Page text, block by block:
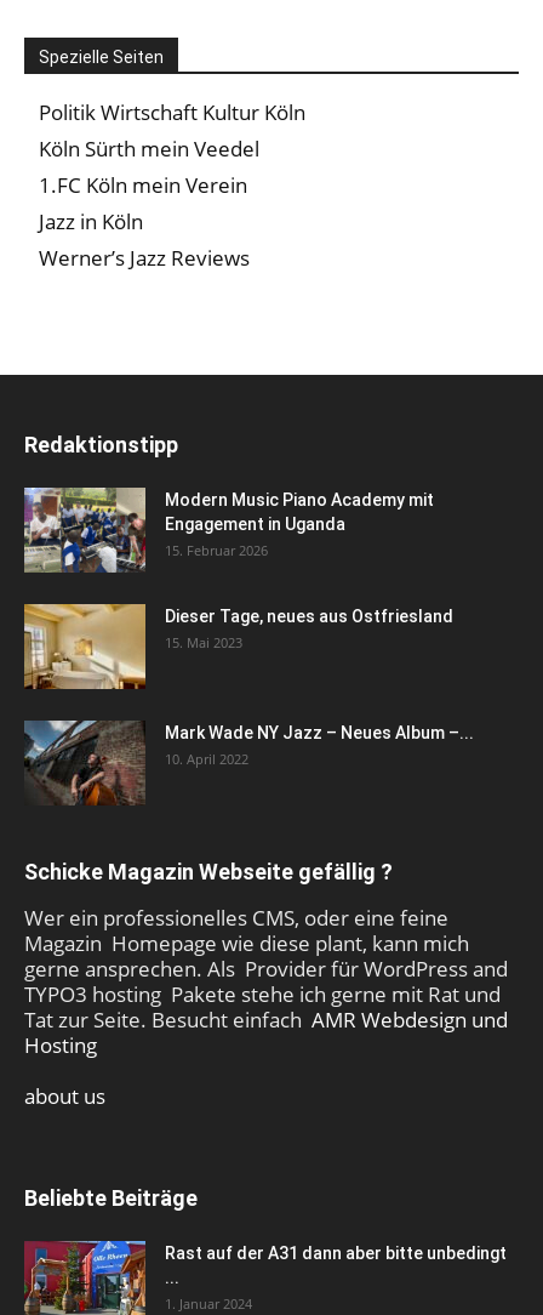
Spezielle Seiten
Politik Wirtschaft Kultur Köln
Köln Sürth mein Veedel
1.FC Köln mein Verein
Jazz in Köln
Werner’s Jazz Reviews
Redaktionstipp
Modern Music Piano Academy mit
Engagement in Uganda
15. Februar 2026
Dieser Tage, neues aus Ostfriesland
15. Mai 2023
Mark Wade NY Jazz – Neues Album –...
10. April 2022
Schicke Magazin Webseite gefällig ?
Wer ein professionelles CMS, oder eine feine
Magazin Homepage wie diese plant, kann mich
gerne ansprechen. Als Provider für WordPress and
TYPO3 hosting Pakete stehe ich gerne mit Rat und
Tat zur Seite. Besucht einfach AMR Webdesign und
Hosting
about us
Beliebte Beiträge
Rast auf der A31 dann aber bitte unbedingt
...
1. Januar 2024